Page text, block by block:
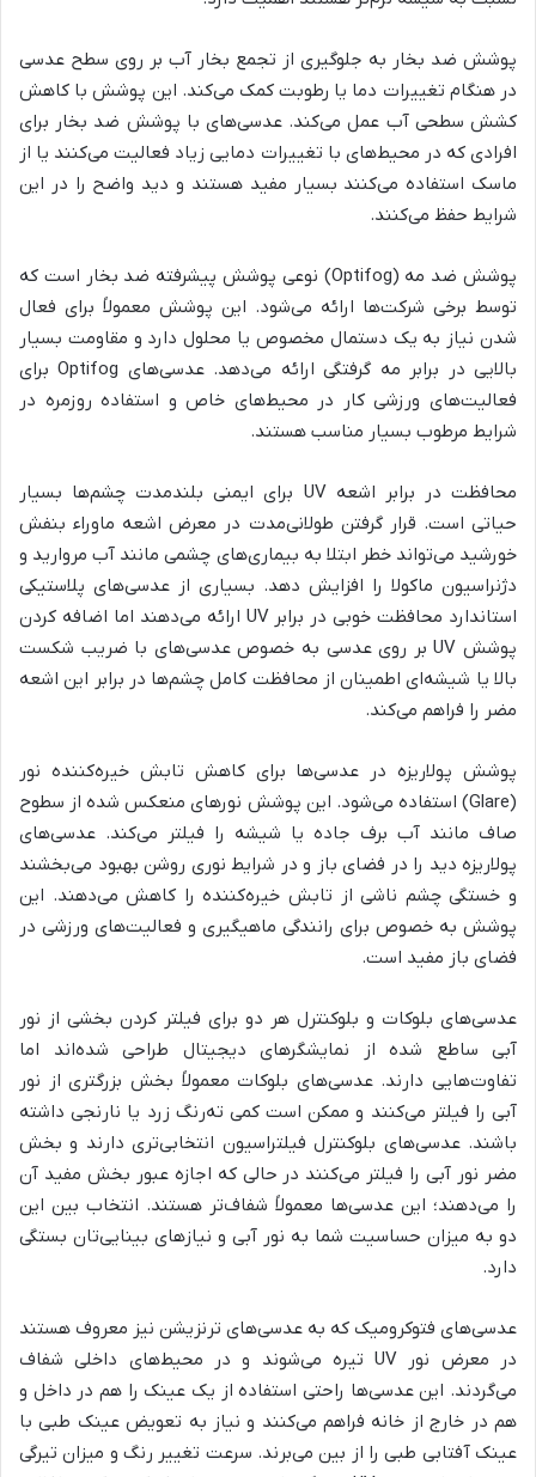
پوشش ضد بخار به جلوگیری از تجمع بخار آب بر روی سطح عدسی
در هنگام تغییرات دما یا رطوبت کمک می‌کند. این پوشش با کاهش
کشش سطحی آب عمل می‌کند. عدسی‌های با پوشش ضد بخار برای
افرادی که در محیط‌های با تغییرات دمایی زیاد فعالیت می‌کنند یا از
ماسک استفاده می‌کنند بسیار مفید هستند و دید واضح را در این
شرایط حفظ می‌کنند.
پوشش ضد مه (Optifog) نوعی پوشش پیشرفته ضد بخار است که
توسط برخی شرکت‌ها ارائه می‌شود. این پوشش معمولاً برای فعال
شدن نیاز به یک دستمال مخصوص یا محلول دارد و مقاومت بسیار
بالایی در برابر مه گرفتگی ارائه می‌دهد. عدسی‌های Optifog برای
فعالیت‌های ورزشی کار در محیط‌های خاص و استفاده روزمره در
شرایط مرطوب بسیار مناسب هستند.
محافظت در برابر اشعه UV برای ایمنی بلندمدت چشم‌ها بسیار
حیاتی است. قرار گرفتن طولانی‌مدت در معرض اشعه ماوراء بنفش
خورشید می‌تواند خطر ابتلا به بیماری‌های چشمی مانند آب مروارید و
دژنراسیون ماکولا را افزایش دهد. بسیاری از عدسی‌های پلاستیکی
استاندارد محافظت خوبی در برابر UV ارائه می‌دهند اما اضافه کردن
پوشش UV بر روی عدسی به خصوص عدسی‌های با ضریب شکست
بالا یا شیشه‌ای اطمینان از محافظت کامل چشم‌ها در برابر این اشعه
مضر را فراهم می‌کند.
پوشش پولاریزه در عدسی‌ها برای کاهش تابش خیره‌کننده نور
(Glare) استفاده می‌شود. این پوشش نورهای منعکس شده از سطوح
صاف مانند آب برف جاده یا شیشه را فیلتر می‌کند. عدسی‌های
پولاریزه دید را در فضای باز و در شرایط نوری روشن بهبود می‌بخشند
و خستگی چشم ناشی از تابش خیره‌کننده را کاهش می‌دهند. این
پوشش به خصوص برای رانندگی ماهیگیری و فعالیت‌های ورزشی در
فضای باز مفید است.
عدسی‌های بلوکات و بلوکنترل هر دو برای فیلتر کردن بخشی از نور
آبی ساطع شده از نمایشگرهای دیجیتال طراحی شده‌اند اما
تفاوت‌هایی دارند. عدسی‌های بلوکات معمولاً بخش بزرگتری از نور
آبی را فیلتر می‌کنند و ممکن است کمی ته‌رنگ زرد یا نارنجی داشته
باشند. عدسی‌های بلوکنترل فیلتراسیون انتخابی‌تری دارند و بخش
مضر نور آبی را فیلتر می‌کنند در حالی که اجازه عبور بخش مفید آن
را می‌دهند؛ این عدسی‌ها معمولاً شفاف‌تر هستند. انتخاب بین این
دو به میزان حساسیت شما به نور آبی و نیازهای بینایی‌تان بستگی
دارد.
عدسی‌های فتوکرومیک که به عدسی‌های ترنزیشن نیز معروف هستند
در معرض نور UV تیره می‌شوند و در محیط‌های داخلی شفاف
می‌گردند. این عدسی‌ها راحتی استفاده از یک عینک را هم در داخل و
هم در خارج از خانه فراهم می‌کنند و نیاز به تعویض عینک طبی با
عینک آفتابی طبی را از بین می‌برند. سرعت تغییر رنگ و میزان تیرگی